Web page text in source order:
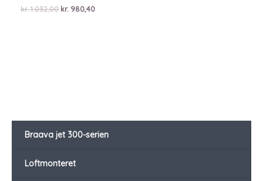
Braava jet 300-serien
Loftmonteret
kr.1.032,00 Den
kr. 980,40Den